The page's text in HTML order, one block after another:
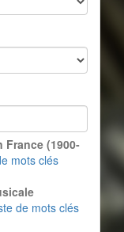
France (1900-
mots clés
de mots clés